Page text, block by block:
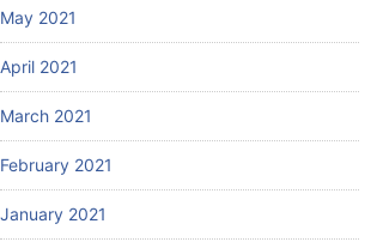
May 2021
April 2021
March 2021
February 2021
January 2021